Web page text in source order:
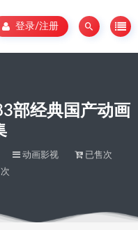
登录/注册
部经典国产动画
动画影视
已售次
片厂283部经典国产动画大合集